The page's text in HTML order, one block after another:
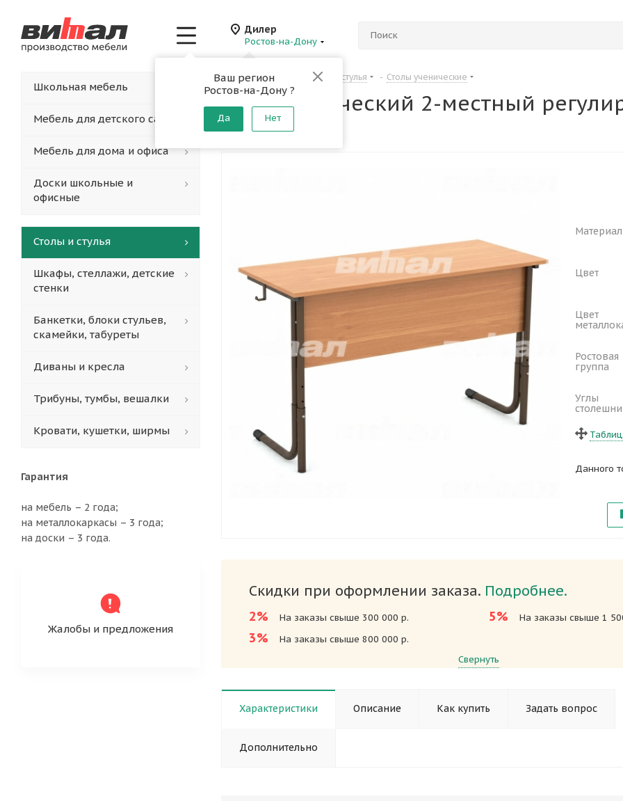
Дилер
Ростов-на-Дону
Ваш регион
Ростов-на-Дону ?
Да Нет
Главная - Каталог Столы и стулья - Столы ученические
Стол ученический 2-местный
(Рос)
Материал
Цвет
Цвет
Ростовая
группа
Углы
Данного
Скидки при оформлении заказа. Подробнее.
2% На заказы свыше 300 000 р.
3% На заказы свыше 800 000 р.
5% На заказы свыше 1
Свернуть
Характеристики Описание Как купить Задать вопрос
Дополнительно
Школьная мебель
Мебель для детского сада
Мебель для дома и офиса
Доски школьные и
офисные
Столы и стулья
Шкафы, стеллажи, детские
стенки
Банкетки, блоки стульев,
скамейки, табуреты
Диваны и кресла
Трибуны, тумбы, вешалки
Кровати, кушетки, ширмы
Гарантия
на мебель – 2 года;
на металлокаркасы – 3 года;
на доски – 3 года.
Жалобы и предложения